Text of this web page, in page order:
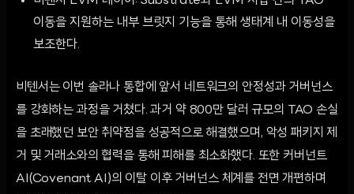
이동을 지원하는 내부 브릿지 기능을 통해 생태계 내 이동성을
보조한다.
비텐서는 이번 솔라나 통합에 앞서 네트워크의 안정성과 거버넌스
를 강화하는 과정을 거쳤다. 과거 약 800만 달러 규모의 TAO 손실
을 초래했던 보안 취약점을 성공적으로 해결했으며, 악성 패키지 제
거 및 거래소와의 협력을 통해 피해를 최소화했다. 또한 커버넌트
AI(Covenant AI)의 이탈 이후 거버넌스 체계를 전면 개편하며